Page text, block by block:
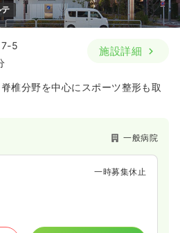
5
施設詳細
椎分野を中心にスポーツ整形も取
一般病院
一時募集休止